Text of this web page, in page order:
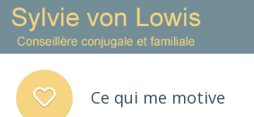
Ce qui me motive